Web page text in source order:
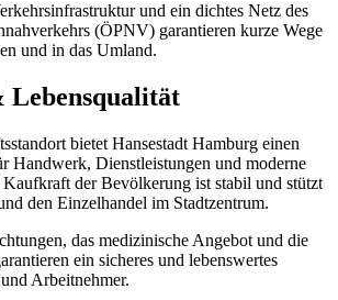
und ein dichtes Netz des
(ÖPNV) garantieren kurze Wege
und in das Umland.
bietet Hansestadt Hamburg einen
Handwerk, Dienstleistungen und moderne
der Bevölkerung ist stabil und stützt
den Einzelhandel im Stadtzentrum.
das medizinische Angebot und die
ein sicheres und lebenswertes
Arbeitnehmer.